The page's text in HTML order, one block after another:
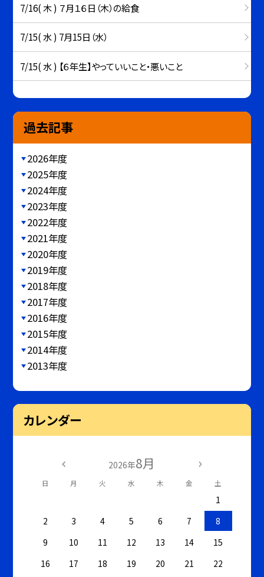
7/16( 木 ) ７月１６日（木）の給食
7/15( 水 ) 7月15日（水）
7/15( 水 ) 【６年生】やっていいこと・悪いこと
過去記事
2026年度
2025年度
2024年度
2023年度
2022年度
2021年度
2020年度
2019年度
2018年度
2017年度
2016年度
2015年度
2014年度
2013年度
カレンダー
2026年8月
日 月 火 水 木 金 土
1
2
3 4 5 6 7
8
9
10 11 12 13 14
15
16
17 18 19 20 21
22